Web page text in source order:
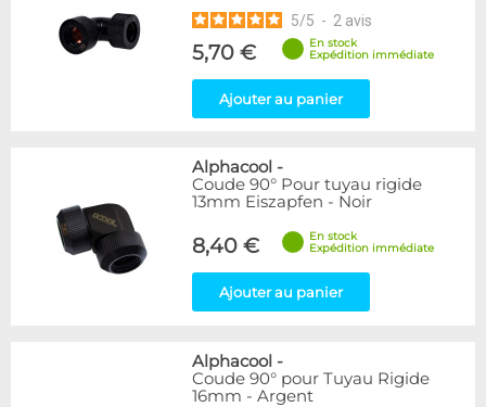
5/5 - 2 avis
5,70 €
En stock
Expédition immédiate
Ajouter au panier
Alphacool -
Coude 90° Pour tuyau rigide
13mm Eiszapfen - Noir
8,40 €
En stock
Expédition immédiate
Ajouter au panier
Alphacool -
Coude 90° pour Tuyau Rigide
16mm - Argent